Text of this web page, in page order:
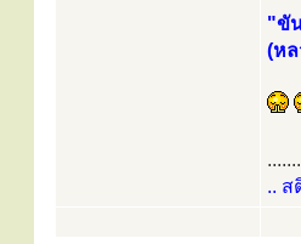
"ขั
(ห
.. ส